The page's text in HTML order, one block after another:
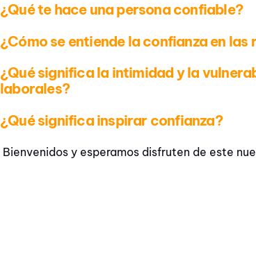
¿Qué te hace una persona confiable?
¿Cómo se entiende la confianza en
¿Qué significa la intimidad y la
laborales?
¿Qué significa inspirar confianza?
Bienvenidos y esperamos disfruten de este